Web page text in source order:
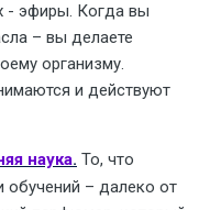
- эфиры. Когда вы
– вы делаете
организму.
и действуют
наука. То, что
обучений – далеко от